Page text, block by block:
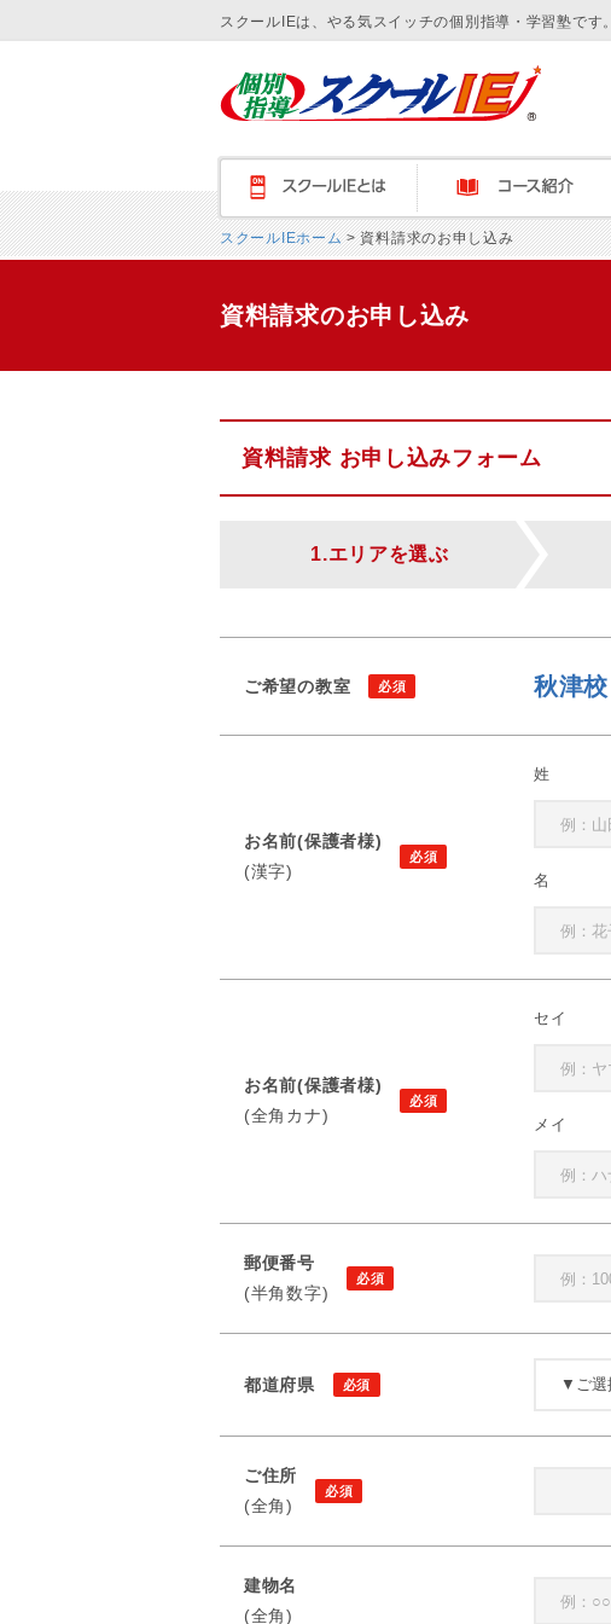
スクールIEは、やる気スイッチの個別指導・学習塾です。
スクールＩＥとは コース紹介
スクールIEホーム> 資料請求のお申し込み
資料請求のお申し込み
資料請求 お申し込みフォーム
1.エリアを選ぶ
ご希望の教室 秋津校
お名前(保護者様)
(漢字)
姓
名
お名前(保護者様)
(全角カナ)
セイ
メイ
郵便番号
(半角数字)
都道府県
ご住所
(全角)
建物名
(全角)